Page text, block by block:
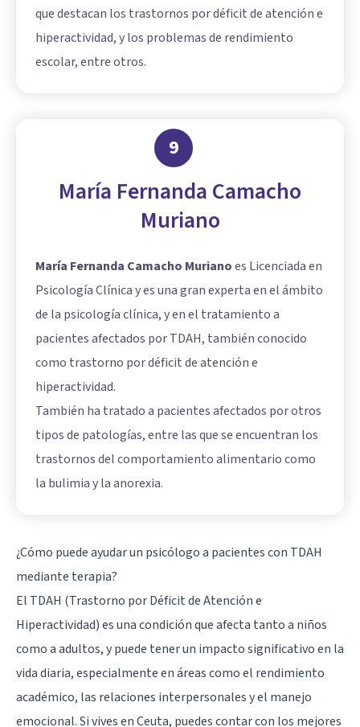
que destacan los trastornos por déficit de atención e
hiperactividad, y los problemas de rendimiento
escolar, entre otros.
9
María Fernanda Camacho
Muriano
María Fernanda Camacho Murianoes Licenciada en
Psicología Clínica y es una gran experta en el ámbito
de la psicología clínica, y en el tratamiento a
pacientes afectados por TDAH, también conocido
como trastorno por déficit de atención e
hiperactividad.
También ha tratado a pacientes afectados por otros
tipos de patologías, entre las que se encuentran los
trastornos del comportamiento alimentario como
la bulimia y la anorexia.
¿Cómo puede ayudar un psicólogo a pacientes con TDAH
mediante terapia?
El TDAH (Trastorno por Déficit de Atención e
Hiperactividad) es una condición que afecta tanto a niños
como a adultos, y puede tener un impacto significativo en la
vida diaria, especialmente en áreas como el rendimiento
académico, las relaciones interpersonales y el manejo
emocional. Si vives en Ceuta, puedes contar con los mejores